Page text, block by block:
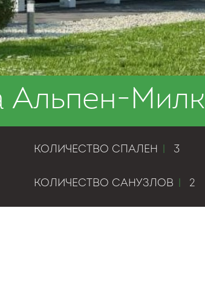
Альпен-Милк
КОЛИЧЕСТВО СПАЛЕН 3
КОЛИЧЕСТВО САНУЗЛОВ 2